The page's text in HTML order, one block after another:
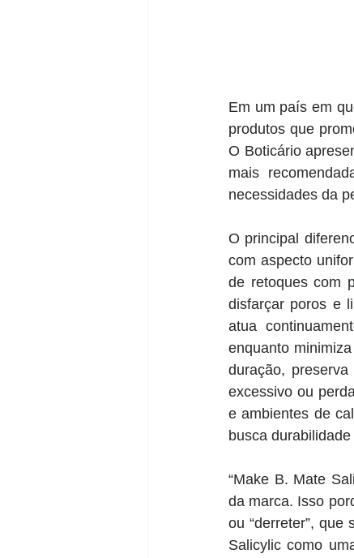
Em um país em
produtos que
O Boticário
mais
necessidades da
O principal
com aspecto
de retoques com
disfarçar poros e
atua
enquanto
duração,
excessivo ou
e ambientes de
busca
“Make B. Mate
da marca. Isso
ou “derreter”,
Salicylic como